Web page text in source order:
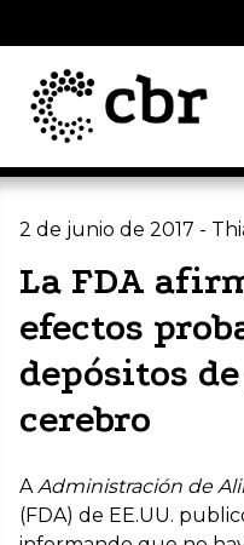
2 de junio de 2017 -
La FDA
efectos
depósitos
cerebro
A Administración de
(FDA) de EE.UU.